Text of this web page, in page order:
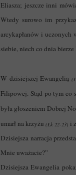
Eliasza; jeszcze inni
Wtedy surowo im
arcykapłanów i uczonych
siebie, niech co dnia
W dzisiejszej Ewangelią
Filipowej. Stąd po tym co
była głoszeniem Dobrej
umarł na krzyżu (Łk 22-23) i
Dzisiejsza narracja
Mnie uważacie?”
Dzisiejsza Ewangelia